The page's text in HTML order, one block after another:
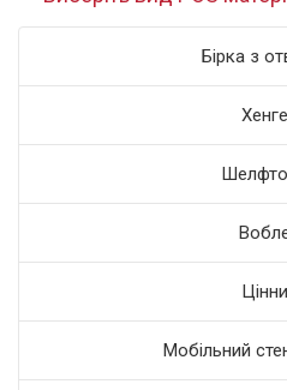
Бірка з
Мобільний